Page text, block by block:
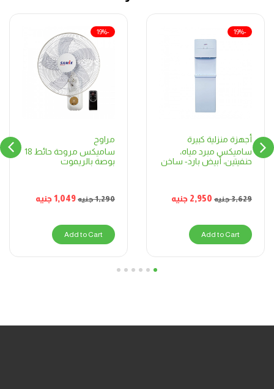
أجهزة منزلية كبيرة
ساميكس مبرد مياه،
حنفيتين، أبيض بارد- ساخن
3,629جنيه 2,950 جنيه
-19%
Add to Cart
مراوح
ساميكس مروحة حائط 18
بوصة بالريموت
1,290جنيه 1,049جنيه
-19%
Add to Cart
1
2